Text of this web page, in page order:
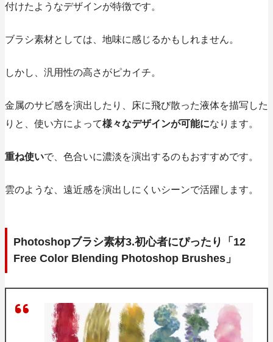
付けたようなデザインが特徴です。
ブラシ素材としては、地味に感じるかもしれません。
しかし、 汎用性の高さがピカイチ。
金属のサビ感を演出したり、床に飛び散った液体を描写した
りと、使い方によって様々なデザインが可能になります。
重ね使いで、色合いに濃淡を演出するのもおすすめです。
雲のような、遠近感を演出しにくいシーンで活躍します。
Photoshopブラシ素材3.初心者にぴったり「12
Free Color Blending Photoshop Brushes」